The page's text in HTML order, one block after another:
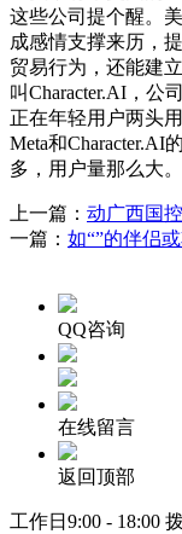
这些公司提个醒。
成感情支撑来历，
贸易行为，还能建
叫Character.AI，公
正在年轻用户两头
Meta和
多，用户量那么大。
上一篇： 动广西国
一篇： 如“”的伴侣
QQ咨询
在线留言
返回顶部
工作日9:00 - 18:00